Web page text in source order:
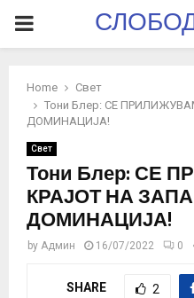
PRIMARY
Home
Свет
Тони Блер: СЕ
ДОМИНАЦИЈА!
Свет
Тони Блер: СЕ
КРАЈОТ НА
ДОМИНАЦИЈА!
by Админ 16/07/2022 0
SHARE 2